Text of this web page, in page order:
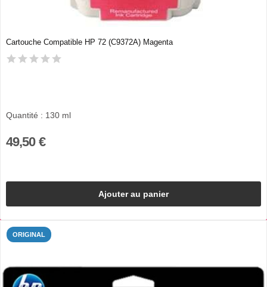
Cartouche Compatible HP 72 (C9372A) Magenta
Quantité : 130 ml
49,50 €
Ajouter au panier
ORIGINAL